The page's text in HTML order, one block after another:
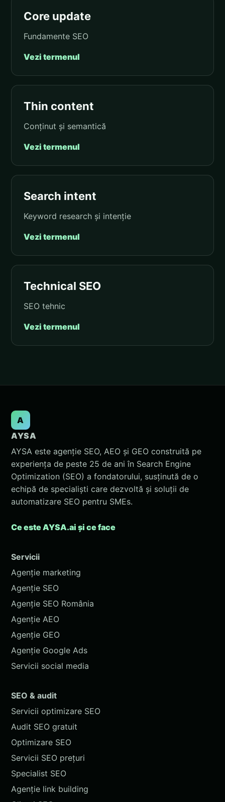
Core update
Fundamente SEO
Vezi termenul
Thin content
Conținut și semantică
Vezi termenul
Search intent
Keyword research și intenție
Vezi termenul
Technical SEO
SEO tehnic
Vezi termenul
A
AYSA
AYSA este agenție SEO, AEO și GEO construită pe
experiența de peste 25 de ani în Search Engine
Optimization (SEO) a fondatorului, susținută de o
echipă de specialiști care dezvoltă și soluții de
automatizare SEO pentru SMEs.
Ce este AYSA.ai și ce face
Servicii
Agenție marketing
Agenție SEO
Agenție SEO România
Agenție AEO
Agenție GEO
Agenție Google Ads
Servicii social media
SEO & audit
Servicii optimizare SEO
Audit SEO gratuit
Optimizare SEO
Servicii SEO prețuri
Specialist SEO
Agenție link building